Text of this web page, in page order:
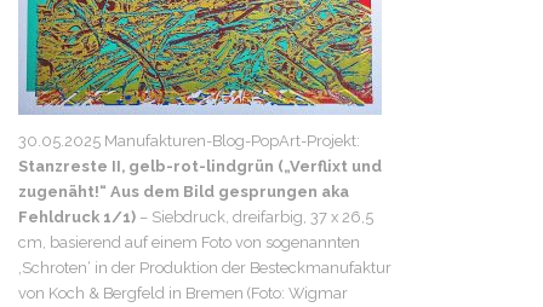
30.05.2025 Manufakturen-Blog-PopArt-Projekt:
Stanzreste II, gelb-rot-lindgrün („Verflixt und
zugenäht!“ Aus dem Bild gesprungen aka
Fehldruck 1/1) – Siebdruck, dreifarbig, 37 x 26,5
cm, basierend auf einem Foto von sogenannten
‚Schroten‘ in der Produktion der Besteckmanufaktur
von Koch & Bergfeld in Bremen (Foto: Wigmar